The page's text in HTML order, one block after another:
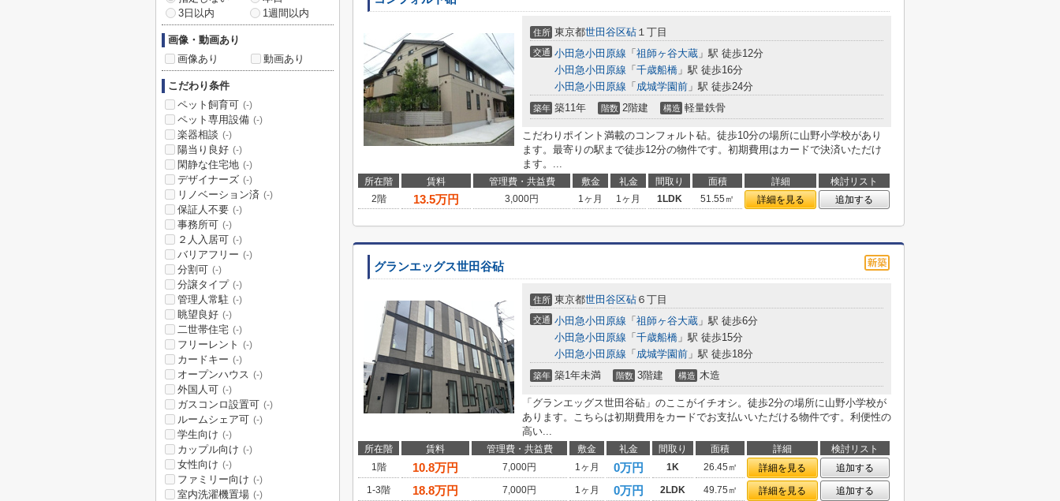
住所 東京都世田谷区砧 １丁目
交通 小田急小田原線 「 祖師ヶ谷大蔵 」駅 徒歩12分
小田急小田原線 「 千歳船橋 」駅 徒歩16分
小田急小田原線 「 成城学園前 」駅 徒歩24分
築年 築11年 階数 2階建 構造 軽量鉄骨
こだわりポイント満載のコンフォルト砧。徒歩10分の場所に山野小学校があり
ます。最寄りの駅まで徒歩12分の物件です。初期費用はカードで決済いただけ
ます。...
所在階 賃料 管理費・共益費 敷金 礼金 間取り 面積 詳細
検討リスト
2階
13.5万円 3,000円 1ヶ月 1ヶ月 1LDK 51.55㎡ 詳細を見る 追加する
グランエッグス世田谷砧
住所 東京都世田谷区砧 ６丁目
交通 小田急小田原線 「 祖師ヶ谷大蔵 」駅 徒歩6分
小田急小田原線 「 千歳船橋 」駅 徒歩15分
小田急小田原線 「 成城学園前 」駅 徒歩18分
築年 築1年未満 階数 3階建 構造 木造
「グランエッグス世田谷砧」のここがイチオシ。徒歩2分の場所に山野小学校が
あります。こちらは初期費用をカードでお支払いいただける物件です。利便性の
高い...
所在階 賃料 管理費・共益費 敷金 礼金 間取り 面積 詳細
検討リスト
1階
10.8万円 7,000円 1ヶ月 0万円 1K 26.45㎡ 詳細を見る
追加する
1-3階
18.8万円 7,000円 1ヶ月 0万円 2LDK 49.75㎡ 詳細を見る 追加する
3日以内
1週間以内
画像・動画あり
画像あり
動画あり
こだわり条件
ペット飼育可 (-)
ペット専用設備 (-)
楽器相談 (-)
陽当り良好 (-)
閑静な住宅地 (-)
デザイナーズ (-)
リノベーション済 (-)
保証人不要 (-)
事務所可 (-)
２人入居可 (-)
バリアフリー (-)
分割可 (-)
分譲タイプ (-)
管理人常駐 (-)
眺望良好 (-)
二世帯住宅 (-)
フリーレント (-)
カードキー (-)
オープンハウス (-)
外国人可 (-)
ガスコンロ設置可 (-)
ルームシェア可 (-)
学生向け (-)
カップル向け (-)
女性向け (-)
ファミリー向け (-)
室内洗濯機置場 (-)